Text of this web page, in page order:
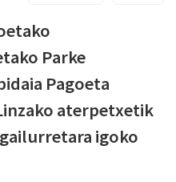
Parke
Pagoeta
aterpetxetik
igoko